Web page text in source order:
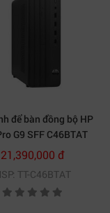
giám sát, trình
để bàn đồng bộ HP
G9 SFF C46BTAT
i7-14700(20*2.1),
WL/BT, KB/M,
W11SL)
21,390,000 đ
TT-C46BTAT